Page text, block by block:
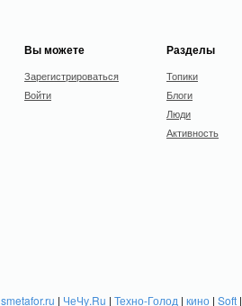
Вы можете
Зарегистрироваться
Войти
Разделы
Топики
Блоги
Люди
Активность
smetafor.ru | ЧеЧу.Ru | Техно-Голод | кино| Soft|